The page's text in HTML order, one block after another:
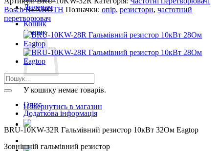
Дилерам
Кошик
Кошик
У кошику немає товарів.
Повернутись в магазин
Bosch REXROTH Позначки: опір, резистори, частотний
перетворювач
Шукати:
Опис
Додаткова інформація
BRU-10KW-32R Гальмівний резистор 10кВт 32Ом Eagtop
Зовнішній гальмівний резистор